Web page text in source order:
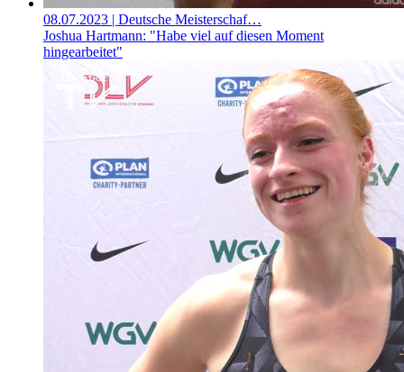
08.07.2023 | Deutsche Meisterschaf…
Joshua Hartmann: "Habe viel auf diesen Moment
hingearbeitet"